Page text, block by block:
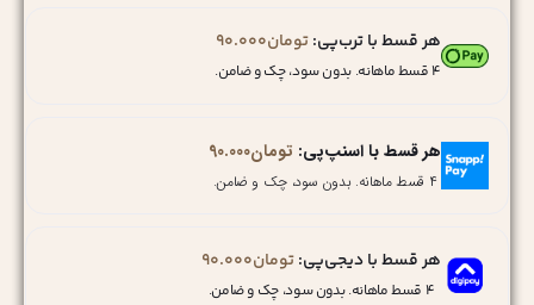
هر قسط با ترب‌پی:تومان90.000
۴ قسط ماهانه. بدون سود، چک و ضامن.
هر قسط با اسنپ‌پی: تومان90.000
۴ قسط ماهانه. بدون سود، چک و ضامن.
هر قسط با دیجی‌پی:تومان90.000
۴ قسط ماهانه. بدون سود، چک و ضامن.